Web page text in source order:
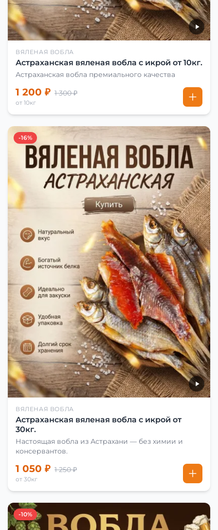
ВЯЛЕНАЯ ВОБЛА
Астраханская вяленая вобла с икрой от 10кг.
Астраханская вобла премиального качества
1 200 ₽ 1 300 ₽
от 10кг
-16%
ВЯЛЕНАЯ ВОБЛА
Астраханская вяленая вобла с икрой от
30кг.
Настоящая вобла из Астрахани — без химии и
консервантов.
1 050 ₽ 1 250 ₽
от 30кг
-10%